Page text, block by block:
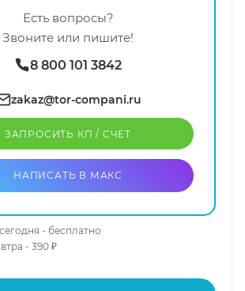
Есть вопросы?
Звоните или пишите!
8 800 101 3842
zakaz@tor-compani.ru
ЗАПРОСИТЬ КП / CЧЕТ
НАПИСАТЬ В МАКС
- бесплатно
- 390 ₽